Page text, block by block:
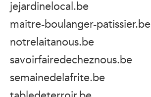
jejardinelocal.be
maitre-boulanger-patissier.be
notrelaitanous.be
savoirfairedecheznous.be
semainedelafrite.be